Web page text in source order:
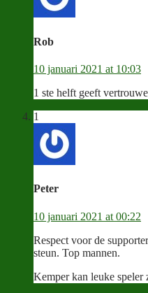
Rob
10 januari 2021 at 10:03
1 ste helft geeft
1
Peter
10 januari 2021 at 00:22
Respect voor de
steun. Top mannen.
Kemper kan leuke speler